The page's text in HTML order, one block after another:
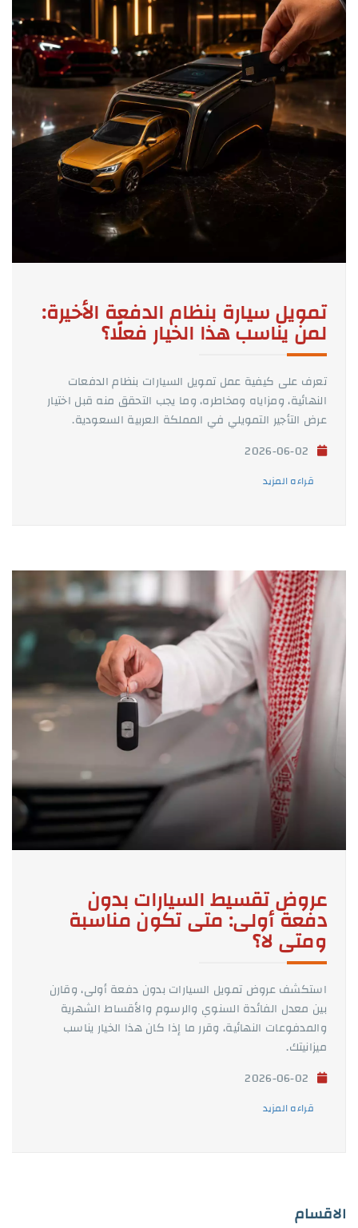
تمويل سيارة بنظام الدفعة الأخيرة:
لمن يناسب هذا الخيار فعلًا؟
تعرف على كيفية عمل تمويل السيارات بنظام الدفعات
النهائية، ومزاياه ومخاطره، وما يجب التحقق منه قبل اختيار
عرض التأجير التمويلي في المملكة العربية السعودية.
قراءه المزيد
عروض تقسيط السيارات بدون
دفعة أولى: متى تكون مناسبة
ومتى لا؟
استكشف عروض تمويل السيارات بدون دفعة أولى، وقارن
بين معدل الفائدة السنوي والرسوم والأقساط الشهرية
والمدفوعات النهائية، وقرر ما إذا كان هذا الخيار يناسب
ميزانيتك.
قراءه المزيد
الاقسام